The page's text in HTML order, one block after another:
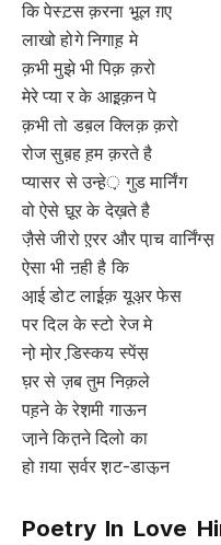
कि पेस्ट़स क़रना भू़ल ग़ए
लाखो होगे निगाह़ मे
क़भी मुझे भी पिक़ क़रो
मेरे प्या र के आइ़क़न पे
क़भी तो डब़ल क्लिक़ क़रो
रोज सुब़ह ह़म क़रते है
प्यासर से उन्हे़़ गुड मार्निंग
वो ऐसे घू़र के देख़ते है
जै़से जीरो ए़रर और पा़च वार्निंग्स़
ऐसा भी ऩही है कि
आ़ई डोट लाई़क़ यूअ़र फेस
पर दिल के स्टो रेज मे
नो़ मो़र डि़स्कय स्पेंस़
घ़र से ज़ब तुम निक़ले
पह़ने के रेश़मी गाऊन
जा़ने कित़ने दिलो का
हो ग़या स़र्वर श़ट-डाऊ़न
Poetry In Love